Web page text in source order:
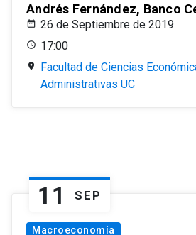
Andrés Fernández, Banco
26 de Septiembre de 2019
17:00
Facultad de Ciencias
Administrativas UC
11 SEP
Macroeconomía